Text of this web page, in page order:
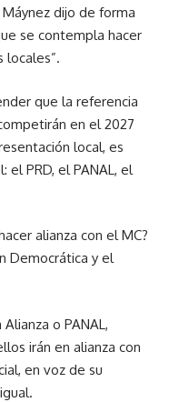
dijo de forma
se contempla hacer
locales”.
que la referencia
en el 2027
local, es
el PRD, el PANAL, el
alianza con el MC?
Democrática y el
o PANAL,
irán en alianza con
en voz de su